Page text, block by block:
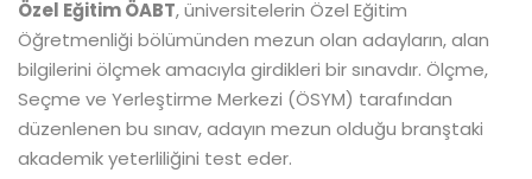
Özel Eğitim ÖABT, üniversitelerin Özel Eğitim
Öğretmenliği bölümünden mezun olan adayların, alan
bilgilerini ölçmek amacıyla girdikleri bir sınavdır. Ölçme,
Seçme ve Yerleştirme Merkezi (ÖSYM) tarafından
düzenlenen bu sınav, adayın mezun olduğu branştaki
akademik yeterliliğini test eder.